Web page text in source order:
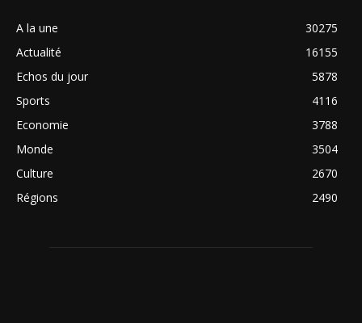
A la une
30275
Actualité
16155
Echos du jour
5878
Sports
4116
Economie
3788
Monde
3504
Culture
2670
Régions
2490